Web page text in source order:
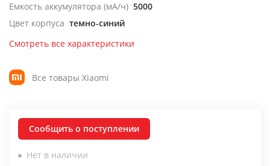
Емкость аккумулятора (мА/ч) 5000
Цвет корпуса темно-синий
Смотреть все характеристики
Все товары Xiaomi
Сообщить о поступлении
Нет в наличии